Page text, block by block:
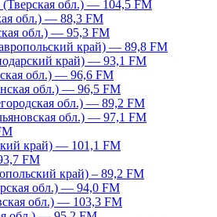
обл.) — 104,5 FM
обл.) — 88,3 FM
обл.) — 95,3 FM
край) — 89,8 FM
край) — 93,1 FM
обл.) — 96,6 FM
обл.) — 96,5 FM
обл.) — 89,2 FM
обл.) — 97,1 FM
край) — 101,1 FM
FM
край) – 89,2 FM
обл.) — 94,0 FM
обл.) — 103,3 FM